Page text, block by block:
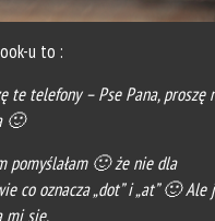
u to :
te telefony – Pse Pana, proszę
🙂
pomyślałam 🙂 że nie dla
co oznacza „dot” i „at” 🙂 Ale
mi się.